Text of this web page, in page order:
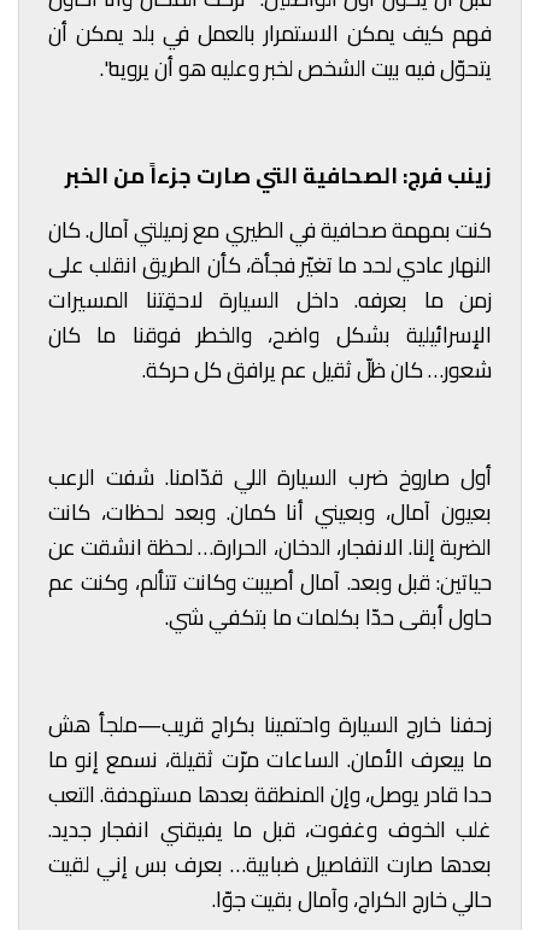
فهم كيف يمكن الاستمرار بالعمل في بلد يمكن أن
يتحوّل فيه بيت الشخص لخبر وعليه هو أن يرويه".
زينب فرج: الصحافية التي صارت جزءاً من الخبر
كنت بمهمة صحافية في الطيري مع زميلتي آمال. كان
النهار عادي لحد ما تغيّر فجأة، كأن الطريق انقلب على
زمن ما بعرفه. داخل السيارة لاحقِتنا المسيرات
الإسرائيلية بشكل واضح، والخطر فوقنا ما كان
شعور… كان ظلّ ثقيل عم يرافق كل حركة.
أول صاروخ ضرب السيارة اللي قدّامنا. شفت الرعب
بعيون آمال، وبعيني أنا كمان. وبعد لحظات، كانت
الضربة إلنا. الانفجار، الدخان، الحرارة… لحظة انشقت عن
حياتين: قبل وبعد. آمال أصيبت وكانت تتألم، وكنت عم
حاول أبقى حدّا بكلمات ما بتكفي شي.
زحفنا خارج السيارة واحتمينا بكراج قريب—ملجأ هش
ما بيعرف الأمان. الساعات مرّت ثقيلة، نسمع إنو ما
حدا قادر يوصل، وإن المنطقة بعدها مستهدفة. التعب
غلب الخوف وغفوت، قبل ما يفيقني انفجار جديد.
بعدها صارت التفاصيل ضبابية… بعرف بس إني لقيت
حالي خارج الكراج، وآمال بقيت جوّا.